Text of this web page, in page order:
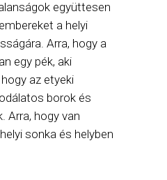
együttesen
a helyi
Arra, hogy a
egy pék, aki
az etyeki
borok és
Arra, hogy van
sonka és helyben